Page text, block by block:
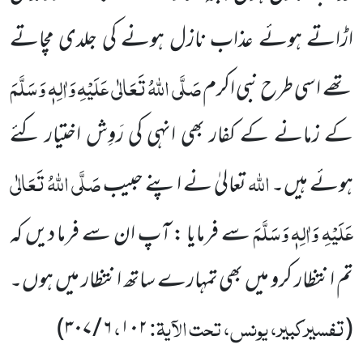
اڑاتے ہوئے عذاب نازل ہونےکی جلدی مچاتے
تھے اسی طرح نبی اکرمصَلَّی اللہُ تَعَالٰی عَلَیْہِ وَاٰلِہٖ وَسَلَّمَ
کے زمانے کے کفار بھی انہی کی رَوِش اختیار کئے
ہوئےہیں۔اللہتعالیٰ نے اپنے حبیبصَلَّی اللہُ تَعَالٰی
عَلَیْہِ وَاٰلِہٖ وَسَلَّمَسے فرمایا : آپ ان سے فرما دیں کہ
تم انتظار کرو میں بھی تمہارےساتھ انتظار میں ہوں۔
(تفسیرکبیر، یونس، تحت الآیۃ:۱۰۲،۶/۳۰۷)